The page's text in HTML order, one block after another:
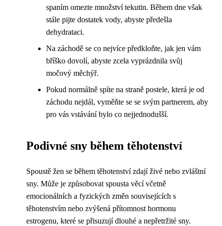
spaním omezte množství tekutin. Během dne však
stále pijte dostatek vody, abyste předešla
dehydrataci.
Na záchodě se co nejvíce předkloňte, jak jen vám
bříško dovolí, abyste zcela vyprázdnila svůj
močový měchýř.
Pokud normálně spíte na straně postele, která je od
záchodu nejdál, vyměňte se se svým partnerem, aby
pro vás vstávání bylo co nejjednodušší.
Podivné sny během těhotenství
Spoustě žen se během těhotenství zdají živé nebo zvláštní
sny. Může je způsobovat spousta věcí včetně
emocionálních a fyzických změn souvisejících s
těhotenstvím nebo zvýšená přítomnost hormonu
estrogenu, které se přisuzují dlouhé a nepřetržité sny.